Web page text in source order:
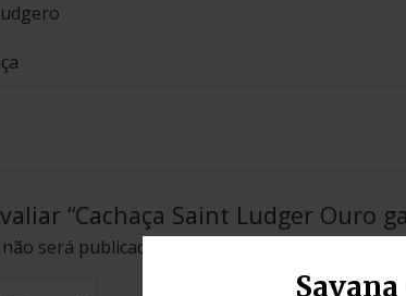
Savana
“Cachaça Saint Ludger Ouro
será publicado.